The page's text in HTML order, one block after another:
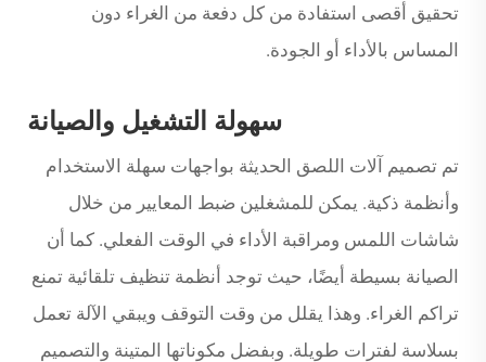
تحقيق أقصى استفادة من كل دفعة من الغراء دون
المساس بالأداء أو الجودة.
سهولة التشغيل والصيانة
تم تصميم آلات اللصق الحديثة بواجهات سهلة الاستخدام
وأنظمة ذكية. يمكن للمشغلين ضبط المعايير من خلال
شاشات اللمس ومراقبة الأداء في الوقت الفعلي. كما أن
الصيانة بسيطة أيضًا، حيث توجد أنظمة تنظيف تلقائية تمنع
تراكم الغراء. وهذا يقلل من وقت التوقف ويبقي الآلة تعمل
بسلاسة لفترات طويلة. وبفضل مكوناتها المتينة والتصميم